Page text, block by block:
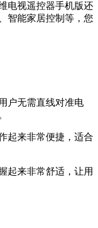
电视遥控器手机版还
智能家居控制等，您
户无需直线对准电
起来非常便捷，适合
起来非常舒适，让用